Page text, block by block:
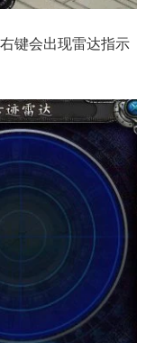
键会出现雷达指示